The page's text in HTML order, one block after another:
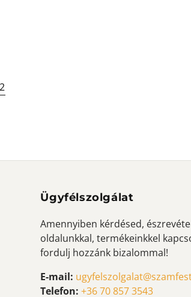
Ügyfélszolgálat
Amennyiben kérdésed,
oldalunkkal, termékeinkkel
fordulj hozzánk bizalommal!
E-mail:
Telefon:+36 70 857 3543